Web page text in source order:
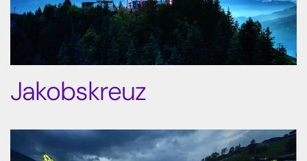
Jakobskreuz